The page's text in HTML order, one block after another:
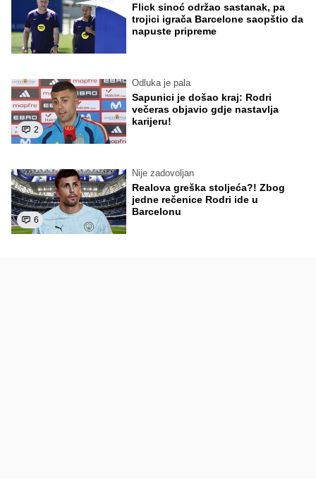
Flick sinoć održao sastanak, pa
trojici igrača Barcelone saopštio da
napuste pripreme
2
Odluka je pala
Sapunici je došao kraj: Rodri
večeras objavio gdje nastavlja
karijeru!
6
Nije zadovoljan
Realova greška stoljeća?! Zbog
jedne rečenice Rodri ide u
Barcelonu